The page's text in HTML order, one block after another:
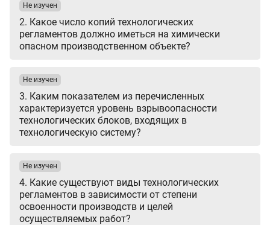
2. Какое число копий технологических
регламентов должно иметься на химически
опасном производственном объекте?
Не изучен
3. Каким показателем из перечисленных
характеризуется уровень взрывоопасности
технологических блоков, входящих в
технологическую систему?
Не изучен
4. Какие существуют виды технологических
регламентов в зависимости от степени
освоенности производств и целей
осуществляемых работ?
Не изучен